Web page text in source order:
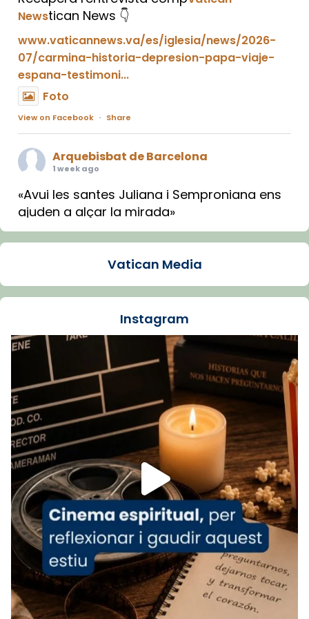
Newstican News 👇
www.vaticannews.va/es/iglesia/news/2026-
07/carmina-historia-depresion-papa-viaje-
espana-testimoni...
Foto
View on Facebook · Share
Arquebisbat de Barcelona
1 week ago
«Avui les santes Juliana i Semproniana ens
ajuden a alçar la mirada»
Mons. Sergi Gordo, bisbe de Tortosa, ha
Santes de Mataró.
🔗tinyurl.com/cvu5jmbk
Foto
View on Facebook Share
Arquebisbat de Barcelonais at Catedral
de Barcelona.
1 week ago
Aquest dilluns, 27 de juliol, ha tingut lloc la
missa d’acció de gràcies en agraïment al
comitè organitzador de la visita apostòlica
del Sant Pare Lleó XIV a Barcelona, i als
col·laboradors, a la Catedral de Barcelona.
L’arquebisbe de Barcelona, el cardenal Joan
Josep Omella, ha presidit la missa i l’ha
concelebrat el bisbe auxiliar de Barcelona,
Mons. David Abadías.
Vatican Media
Instagram